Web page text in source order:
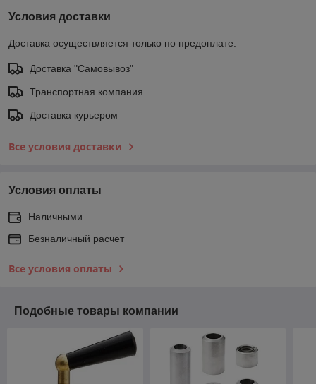
Условия доставки
Доставка осуществляется только по предоплате.
Доставка "Самовывоз"
Транспортная компания
Доставка курьером
Все условия доставки
Условия оплаты
Наличными
Безналичный расчет
Все условия оплаты
Подобные товары компании